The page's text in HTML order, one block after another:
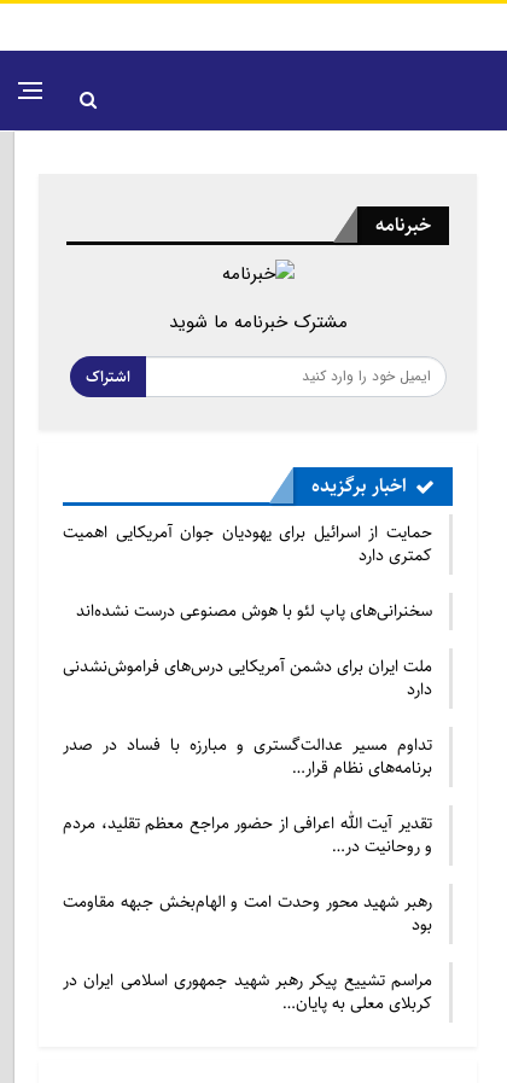
خبرنامه
مشترک خبرنامه ما شوید
اشتراک
اخبار برگزیده
حمایت از اسرائیل برای یهودیان جوان آمریکایی اهمیت
کمتری دارد
سخنرانی‌های پاپ لئو با هوش مصنوعی درست نشده‌اند
ملت ایران برای دشمن آمریکایی درس‌های فراموش‌نشدنی
دارد
تداوم مسیر عدالت‌گستری و مبارزه با فساد در صدر
برنامه‌های نظام قرار…
تقدیر آیت الله اعرافی از حضور مراجع معظم تقلید، مردم
و روحانیت در…
رهبر شهید محور وحدت امت و الهام‌بخش جبهه مقاومت
بود
مراسم تشییع پیکر رهبر شهید جمهوری اسلامی ایران در
کربلای معلی به پایان…